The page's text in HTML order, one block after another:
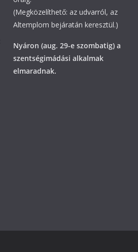
(Megközelíthető: az udvarról, az
Altemplom bejáratán keresztül.)
Nyáron (aug. 29-e szombatig) a
szentségimádási alkalmak
elmaradnak.